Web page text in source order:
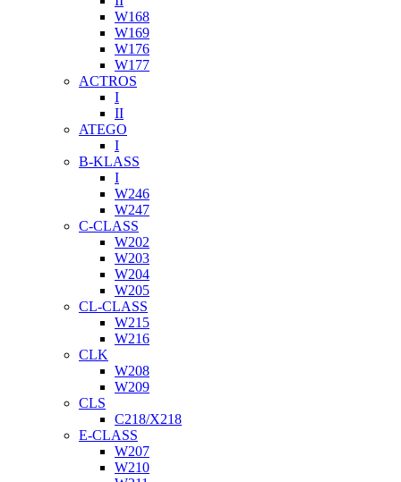
W168
W169
W176
W177
ACTROS
I
II
ATEGO
I
B-KLASS
I
W246
W247
C-CLASS
W202
W203
W204
W205
CL-CLASS
W215
W216
CLK
W208
W209
CLS
C218/X218
E-CLASS
W207
W210